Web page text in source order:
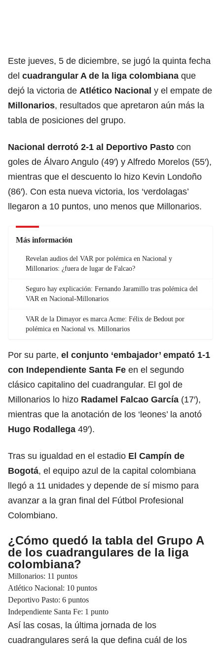
Este jueves, 5 de diciembre, se jugó la quinta fecha
del cuadrangular A de la liga colombiana que
dejó la victoria de Atlético Nacional y el empate de
Millonarios, resultados que apretaron aún más la
tabla de posiciones del grupo.
Nacional derrotó 2-1 al Deportivo Pasto con
goles de Álvaro Angulo (49′) y Alfredo Morelos (55′),
mientras que el descuento lo hizo Kevin Londoño
(86′). Con esta nueva victoria, los ‘verdolagas’
llegaron a 10 puntos, uno menos que Millonarios.
Más información
Revelan audios del VAR por polémica en Nacional y
Millonarios: ¿fuera de lugar de Falcao?
Seguro hay explicación: Fernando Jaramillo tras polémica del
VAR en Nacional-Millonarios
VAR de la Dimayor es marca Acme: Félix de Bedout por
polémica en Nacional vs. Millonarios
Por su parte, el conjunto ‘embajador’ empató 1-1
con Independiente Santa Fe en el segundo
clásico capitalino del cuadrangular. El gol de
Millonarios lo hizo Radamel Falcao García (17′),
mientras que la anotación de los ‘leones’ la anotó
Hugo Rodallega 49′).
Tras su igualdad en el estadio El Campín de
Bogotá, el equipo azul de la capital colombiana
llegó a 11 unidades y depende de sí mismo para
avanzar a la gran final del Fútbol Profesional
Colombiano.
¿Cómo quedó la tabla del Grupo A
de los cuadrangulares de la liga
colombiana?
Millonarios: 11 puntos
Atlético Nacional: 10 puntos
Deportivo Pasto: 6 puntos
Independiente Santa Fe: 1 punto
Así las cosas, la última jornada de los
cuadrangulares será la que defina cuál de los